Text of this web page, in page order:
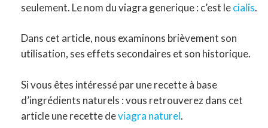
seulement. Le nom du viagra generique : c’est lecialis.
Dans cet article, nous examinons brièvement son
utilisation, ses effets secondaires et son historique.
Si vous êtes intéressé par une recette à base
d’ingrédients naturels : vous retrouverez dans cet
article une recette deviagra naturel.